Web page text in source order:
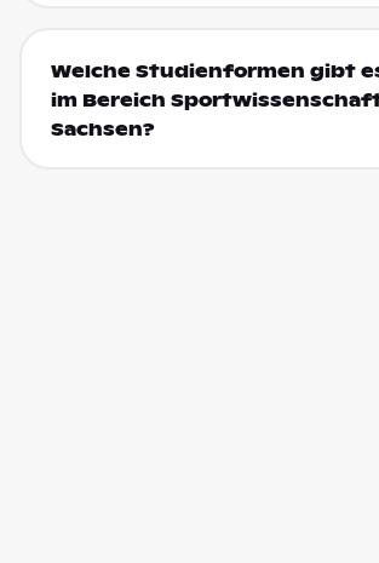
Welche Studienformen gibt
im Bereich
Sachsen?